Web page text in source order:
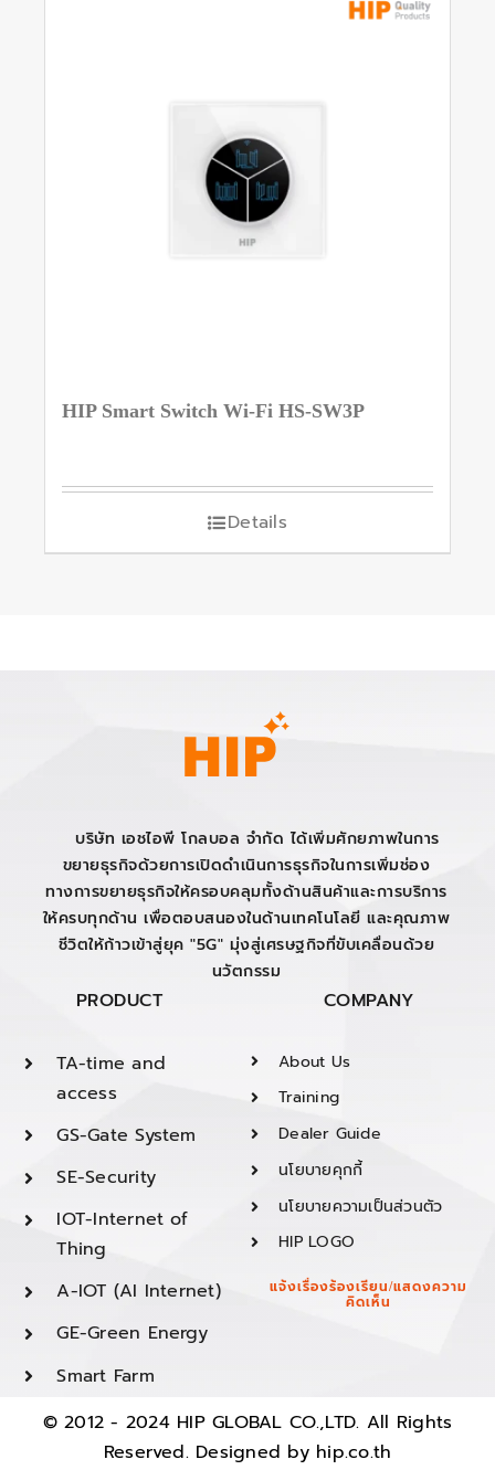
HIP Smart Switch Wi-Fi HS-SW3P
Details
บริษัท เอชไอพี โกลบอล จำกัด ได้เพิ่มศักยภาพในการ
ขยายธุรกิจด้วยการเปิดดำเนินการธุรกิจในการเพิ่มช่อง
ทางการขยายธุรกิจให้ครอบคลุมทั้งด้านสินค้าและการบริการ
ให้ครบทุกด้าน เพื่อตอบสนองในด้านเทคโนโลยี และคุณภาพ
ชีวิตให้ก้าวเข้าสู่ยุค "5G" มุ่งสู่เศรษฐกิจที่ขับเคลื่อนด้วย
นวัตกรรม
PRODUCT
TA-time and
access
GS-Gate System
SE-Security
IOT-Internet of
Thing
A-IOT (AI Internet)
GE-Green Energy
Smart Farm
COMPANY
About Us
Training
Dealer Guide
นโยบายคุกกี้
นโยบายความเป็นส่วนตัว
HIP LOGO
แจ้งเรื่องร้องเรียน/แสดงความ
คิดเห็น
© 2012 - 2024 HIP GLOBAL CO.,LTD. All Rights
Reserved. Designed by hip.co.th